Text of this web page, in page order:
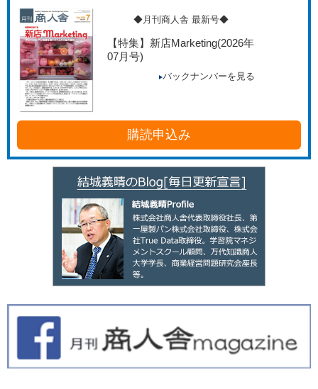
◆月刊商人舎 最新号◆
【特集】新店Marketing(2026年
07月号)
バックナンバーを見る
購読申込み